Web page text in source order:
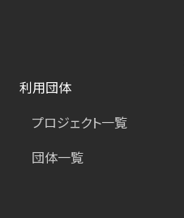
利用団体
プロジェクト一覧
団体一覧